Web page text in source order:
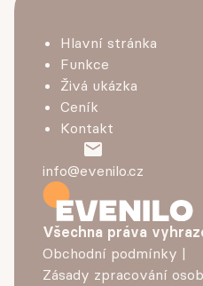
Všechna práva
Obchodní podmínky |
Zásady zpracování
Hlavní stránka
Funkce
Živá ukázka
Ceník
Kontakt
info@evenilo.cz